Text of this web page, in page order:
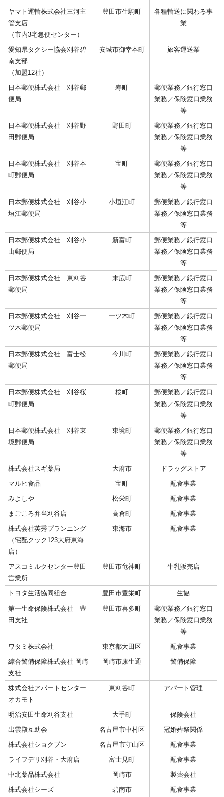
ヤマト運輸株式会社三河主
管支店
（市内3宅急便センター）
豊田市生駒町
各種輸送に関わる事
業
愛知県タクシー協会刈谷碧
南支部
（加盟12社）
安城市御幸本町 旅客運送業
日本郵便株式会社 刈谷郵
便局
寿町
郵便業務／銀行窓口
業務／保険窓口業務
等
日本郵便株式会社 刈谷野
田郵便局
野田町
郵便業務／銀行窓口
業務／保険窓口業務
等
日本郵便株式会社 刈谷本
町郵便局
宝町
郵便業務／銀行窓口
業務／保険窓口業務
等
日本郵便株式会社 刈谷小
垣江郵便局
小垣江町
郵便業務／銀行窓口
業務／保険窓口業務
等
日本郵便株式会社 刈谷小
山郵便局
新富町
郵便業務／銀行窓口
業務／保険窓口業務
等
日本郵便株式会社 東刈谷
郵便局
末広町
郵便業務／銀行窓口
業務／保険窓口業務
等
日本郵便株式会社 刈谷一
ツ木郵便局
一ツ木町
郵便業務／銀行窓口
業務／保険窓口業務
等
日本郵便株式会社 富士松
郵便局
今川町
郵便業務／銀行窓口
業務／保険窓口業務
等
日本郵便株式会社 刈谷桜
町郵便局
桜町
郵便業務／銀行窓口
業務／保険窓口業務
等
日本郵便株式会社 刈谷東
境郵便局
東境町
郵便業務／銀行窓口
業務／保険窓口業務
等
株式会社スギ薬局
大府市
ドラッグストア
マルヒ食品
宝町
配食事業
みよしや
松栄町
配食事業
まごころ弁当刈谷店
高倉町
配食事業
株式会社英秀プランニング
（宅配クック123大府東海
店）
東海市 配食事業
アスコミルクセンター豊田
営業所
豊田市竜神町 牛乳販売店
トヨタ生活協同組合 豊田市豊栄町
生協
第一生命保険株式会社 豊
田支社
豊田市喜多町
郵便業務／銀行窓口
業務／保険窓口業務
等
ワタミ株式会社
東京都大田区
配食事業
綜合警備保障株式会社 岡崎
支社
岡崎市康生通 警備保障
株式会社アパートセンター
オカモト
東刈谷町 アパート管理
明治安田生命刈谷支社 大手町
保険会社
出雲殿互助会
名古屋市中村区
冠婚葬祭関係
株式会社ショクブン
名古屋市守山区
配食事業
ライフデリ刈谷・大府店
富士見町
配食事業
中北薬品株式会社
岡崎市
製薬会社
株式会社シーズ
碧南市 配食事業